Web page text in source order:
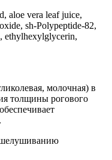
aloe vera leaf juice,
sh-Polypeptide-82,
ethylhexylglycerin,
молочная) в
толщины рогового